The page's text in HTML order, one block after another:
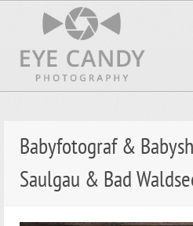
Babyfotograf &
Saulgau & Bad